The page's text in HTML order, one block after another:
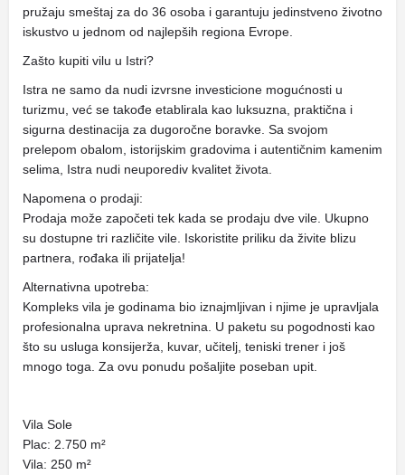
pružaju smeštaj za do 36 osoba i garantuju jedinstveno životno
iskustvo u jednom od najlepših regiona Evrope.
Zašto kupiti vilu u Istri?
Istra ne samo da nudi izvrsne investicione mogućnosti u
turizmu, već se takođe etablirala kao luksuzna, praktična i
sigurna destinacija za dugoročne boravke. Sa svojom
prelepom obalom, istorijskim gradovima i autentičnim kamenim
selima, Istra nudi neuporediv kvalitet života.
Napomena o prodaji:
Prodaja može započeti tek kada se prodaju dve vile. Ukupno
su dostupne tri različite vile. Iskoristite priliku da živite blizu
partnera, rođaka ili prijatelja!
Alternativna upotreba:
Kompleks vila je godinama bio iznajmljivan i njime je upravljala
profesionalna uprava nekretnina. U paketu su pogodnosti kao
što su usluga konsijerža, kuvar, učitelj, teniski trener i još
mnogo toga. Za ovu ponudu pošaljite poseban upit.
Vila Sole
Plac: 2.750 m²
Vila: 250 m²